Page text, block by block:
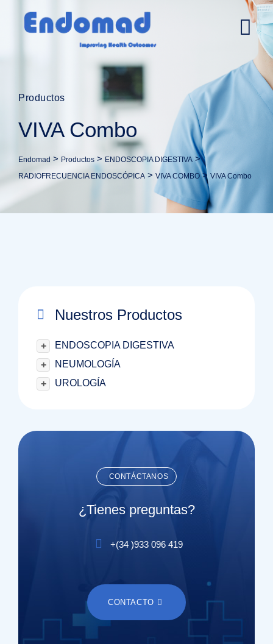
contenido
Productos
VIVA Combo
Endomad > Productos > ENDOSCOPIA DIGESTIVA>
RADIOFRECUENCIA ENDOSCÓPICA > VIVA COMBO> VIVA Combo
Nuestros Productos
+
ENDOSCOPIA DIGESTIVA
+
NEUMOLOGÍA
+
UROLOGÍA
CONTÁCTANOS
¿Tienes preguntas?
+(34 )933 096 419
CONTACTO